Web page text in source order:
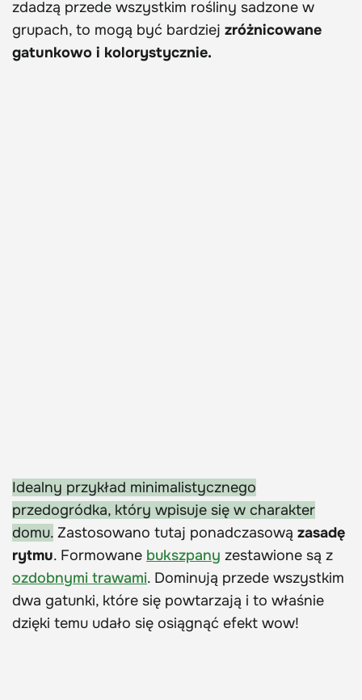
zdadzą przede wszystkim rośliny sadzone w
grupach, to mogą być bardziej zróżnicowane
gatunkowo i kolorystycznie.
Idealny przykład minimalistycznego
przedogródka, który wpisuje się w charakter
domu. Zastosowano tutaj ponadczasową zasadę
rytmu. Formowane bukszpany zestawione są z
ozdobnymi trawami. Dominują przede wszystkim
dwa gatunki, które się powtarzają i to właśnie
dzięki temu udało się osiągnąć efekt wow!